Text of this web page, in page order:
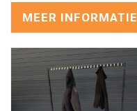
MEER INFORMATIE